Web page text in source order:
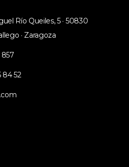
Río Queiles, 5 · 50830
· Zaragoza
857
84 52